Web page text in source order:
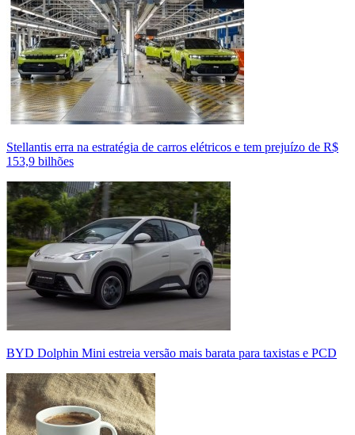
Stellantis erra na estratégia de carros elétricos e tem prejuízo de R$
153,9 bilhões
BYD Dolphin Mini estreia versão mais barata para taxistas e PCD